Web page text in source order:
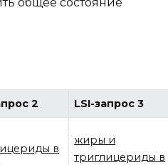
2 LSI-запрос 3
в
жиры и
триглицериды в